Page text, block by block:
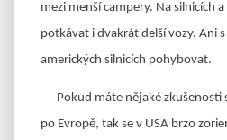
mezi menší campery. Na silnicích
potkávat i dvakrát delší vozy. Ani
amerických silnicích pohybovat.
Pokud máte nějaké zkušenosti
po Evropě, tak se v USA brzo